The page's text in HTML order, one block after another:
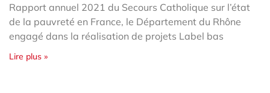
Rapport annuel 2021 du Secours Catholique sur l’état
de la pauvreté en France, le Département du Rhône
engagé dans la réalisation de projets Label bas
Lire plus »